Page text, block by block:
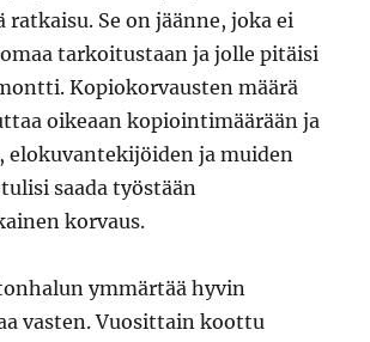
ratkaisu. Se on jäänne, joka ei
tarkoitustaan ja jolle pitäisi
Kopiokorvausten määrä
oikeaan kopiointimäärään ja
elokuvantekijöiden ja muiden
saada työstään
korvaus.
ymmärtää hyvin
vasten. Vuosittain koottu